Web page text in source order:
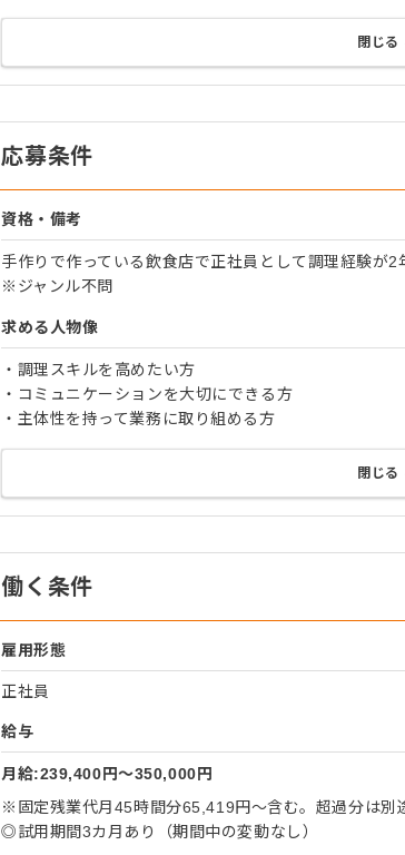
閉じる
応募条件
資格・備考
手作りで作っている飲食店で正社員として調理経験が2
※ジャンル不問
求める人物像
・調理スキルを高めたい方
・コミュニケーションを大切にできる方
・主体性を持って業務に取り組める方
閉じる
働く条件
雇用形態
正社員
給与
月給:239,400円〜350,000円
※固定残業代月45時間分65,419円～含む。超過分は別
◎試用期間3カ月あり（期間中の変動なし）